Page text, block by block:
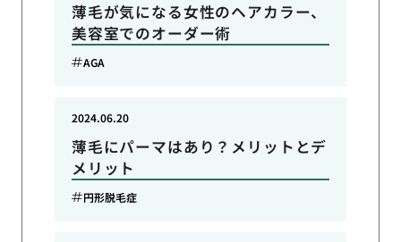
薄毛が気になる女性のヘアカラー、
美容室でのオーダー術
AGA
薄毛にパーマはあり？メリットとデ
メリット
2024.06.20
円形脱毛症